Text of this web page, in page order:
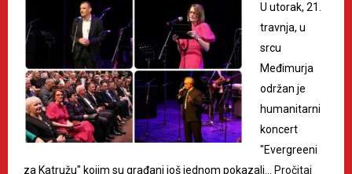
U utorak, 21.
travnja, u
srcu
Međimurja
održan je
humanitarni
koncert
"Evergreeni
za Katružu" kojim su građani još jednom pokazali…
Pročitaj